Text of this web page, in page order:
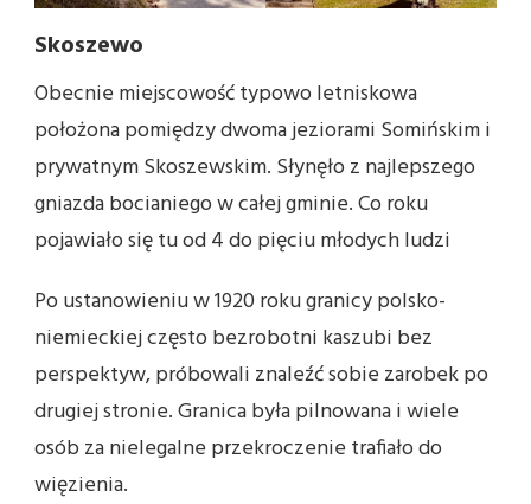
Skoszewo
Obecnie miejscowość typowo letniskowa
położona pomiędzy dwoma jeziorami Somińskim i
prywatnym Skoszewskim. Słynęło z najlepszego
gniazda bocianiego w całej gminie. Co roku
pojawiało się tu od 4 do pięciu młodych ludzi
Po ustanowieniu w 1920 roku granicy polsko-
niemieckiej często bezrobotni kaszubi bez
perspektyw, próbowali znaleźć sobie zarobek po
drugiej stronie. Granica była pilnowana i wiele
osób za nielegalne przekroczenie trafiało do
więzienia.